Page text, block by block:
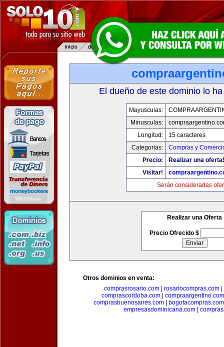
El dueño de este dominio lo
Mayusculas:
Minusculas:
Longitud:
15 caracteres
Categorias:
Compras y
Precio:
Realizar una oferta!
Visitar!
Serán consideradas
Realizar una Oferta
Precio Ofrecido $
Otros dominios en venta:
comprasrosario.com
rosariocompras.com
comprascordoba.com
compraargentino.com
comprasbuenosaires.com
bogotacompras.com
empresasdominicana.com